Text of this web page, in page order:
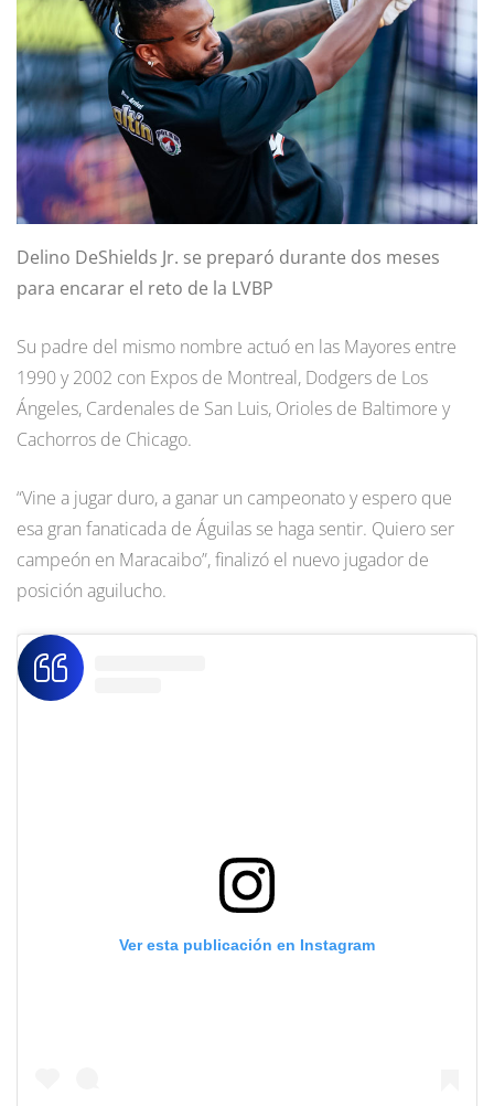
Delino DeShields Jr. se preparó durante dos meses
para encarar el reto de la LVBP
Su padre del mismo nombre actuó en las Mayores entre
1990 y 2002 con Expos de Montreal, Dodgers de Los
Ángeles, Cardenales de San Luis, Orioles de Baltimore y
Cachorros de Chicago.
“Vine a jugar duro, a ganar un campeonato y espero que
esa gran fanaticada de Águilas se haga sentir. Quiero ser
campeón en Maracaibo”, finalizó el nuevo jugador de
posición aguilucho.
Ver esta publicación en Instagram